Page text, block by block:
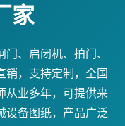
家
、启闭机、拍门、
销，支持定制，全国
从业多年，可提供来
设备图纸，产品广泛